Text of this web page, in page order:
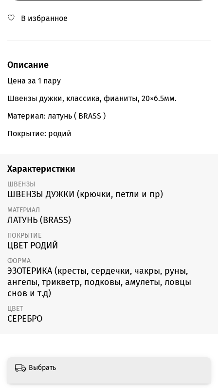
В избранное
Описание
Цена за 1 пару
Швензы дужки, классика, фианиты, 20×6.5мм.
Материал: латунь ( BRASS )
Покрытие: родий
Характеристики
ШВЕНЗЫ
ШВЕНЗЫ ДУЖКИ (крючки, петли и пр)
МАТЕРИАЛ
ЛАТУНЬ (BRASS)
ПОКРЫТИЕ
ЦВЕТ РОДИЙ
ФОРМА
ЭЗОТЕРИКА (кресты, сердечки, чакры, руны,
ангелы, трикветр, подковы, амулеты, ловцы
снов и т.д)
ЦВЕТ
СЕРЕБРО
Выбрать